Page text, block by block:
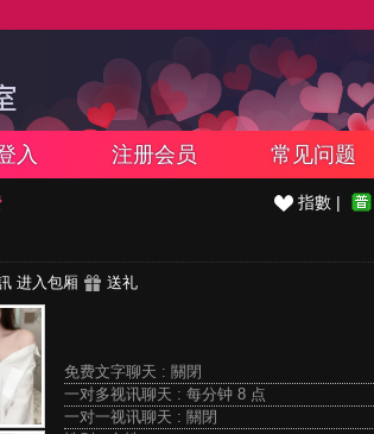
入 注册会员 常见问题
指數 |
进入包厢 送礼
免费文字聊天 : 關閉
一对多视讯聊天 : 每分钟 8 点
一对一视讯聊天 : 關閉